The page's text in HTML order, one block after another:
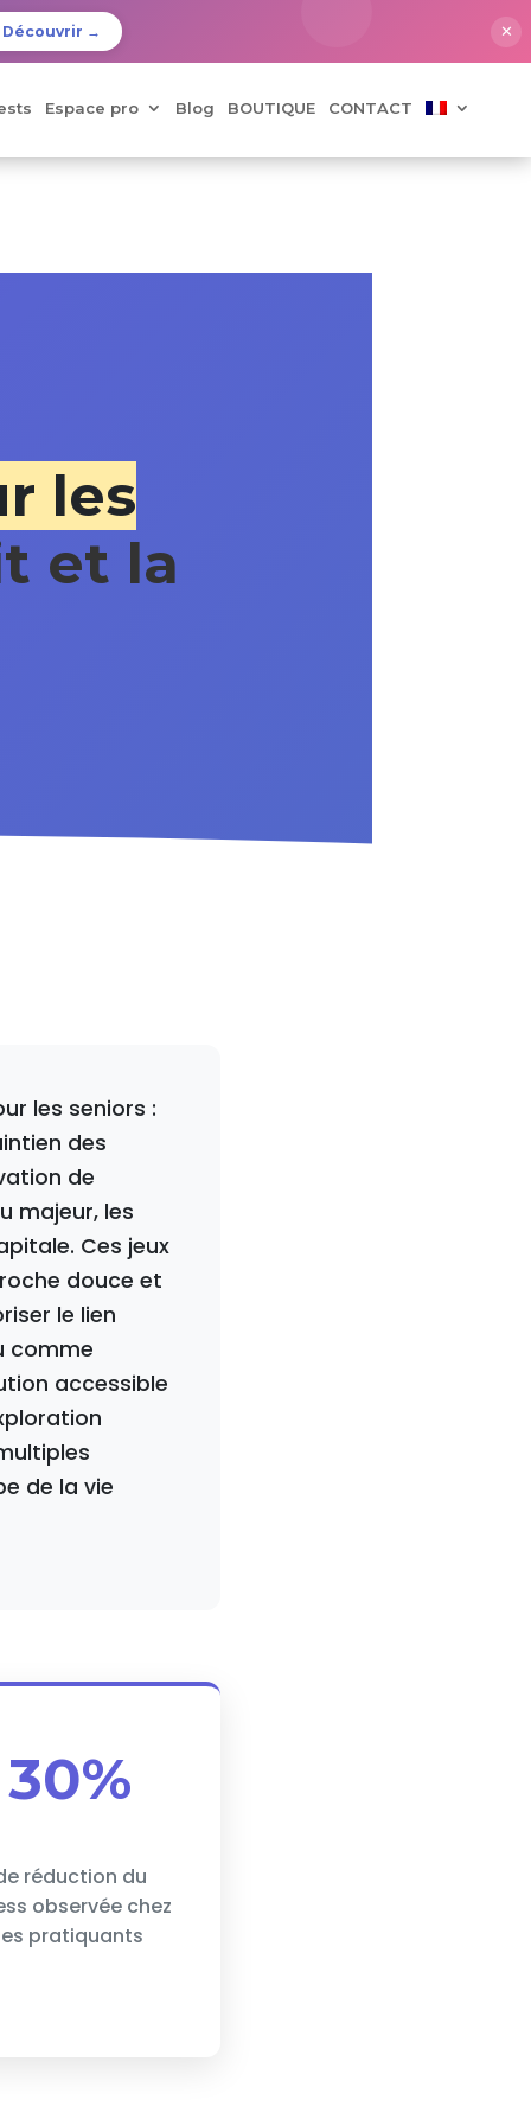
Découvrir → ✕
Espace pro Blog BOUTIQUE CONTACT
les
et la
les seniors :
des
de
majeur, les
Ces jeux
douce et
le lien
comme
accessible
de la vie
30%
réduction du
observée chez
pratiquants